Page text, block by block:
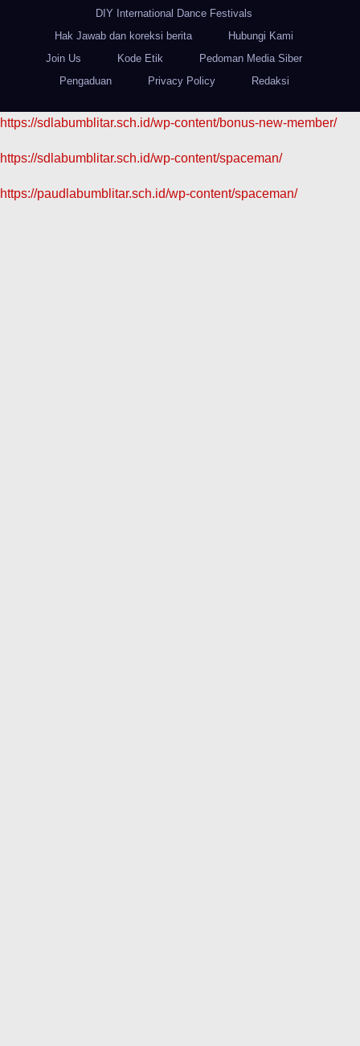
DIY International Dance Festivals
Hak Jawab dan koreksi berita
Hubungi Kami
Join Us
Kode Etik
Pedoman Media Siber
Pengaduan
Privacy Policy Redaksi
https://sdlabumblitar.sch.id/wp-content/bonus-new-member/
https://sdlabumblitar.sch.id/wp-content/spaceman/
https://paudlabumblitar.sch.id/wp-content/spaceman/